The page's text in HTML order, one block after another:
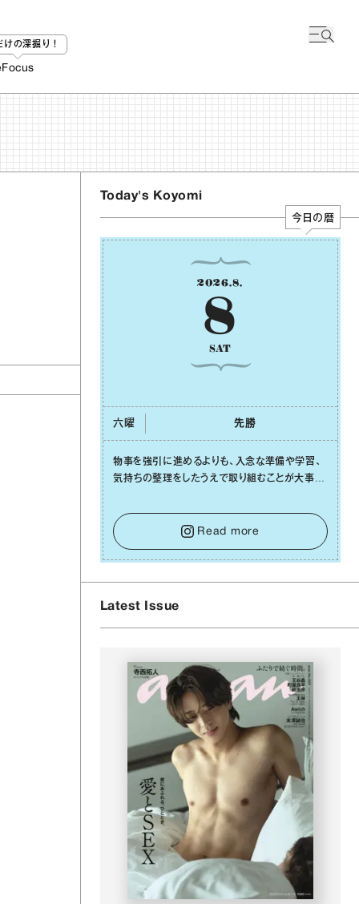
けの深掘り！
Focus
Today's Koyomi
今日の暦
2026.8.
8
SAT
六曜 先勝
物事を強引に進めるよりも、⼊念な準備や学習、
気持ちの整理をしたうえで取り組むことが⼤事な
も焦らないで。意思を伝える⼯夫をしたり、あなた
⾃⾝や疲れていそうな⼈をいたわることに時間を
使いましょう。ここでしっかりとエネルギーを蓄
え、困難を乗り越える⼒に変えましょう。
Read more
Latest Issue